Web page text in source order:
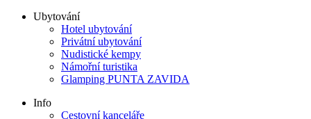
Ubytování
Hotel ubytování
Privátní ubytování
Nudistické kempy
Námořní turistika
Glamping PUNTA ZAVIDA
Info
Cestovní kanceláře